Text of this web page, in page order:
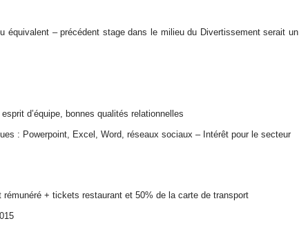
équivalent – précédent stage dans le milieu du Divertissement serait un
d’équipe, bonnes qualités relationnelles
: Powerpoint, Excel, Word, réseaux sociaux – Intérêt pour le secteur
+ tickets restaurant et 50% de la carte de transport